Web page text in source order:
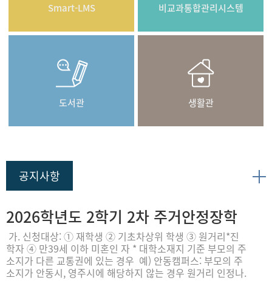
Smart-LMS 비교과통합관리시스템
도서관 생활관
공지사항
2026학년도 2학기 2차 주거안정장학
금 학생 신청 안내
가. 신청대상: ① 재학생 ② 기초차상위 학생 ③ 원거리*진
학자 ④ 만39세 이하 미혼인 자 * 대학소재지 기준 부모의 주
소지가 다른 교통권에 있는 경우 예) 안동캠퍼스: 부모의 주
소지가 안동시, 영주시에 해당하지 않는 경우 원거리 인정나.